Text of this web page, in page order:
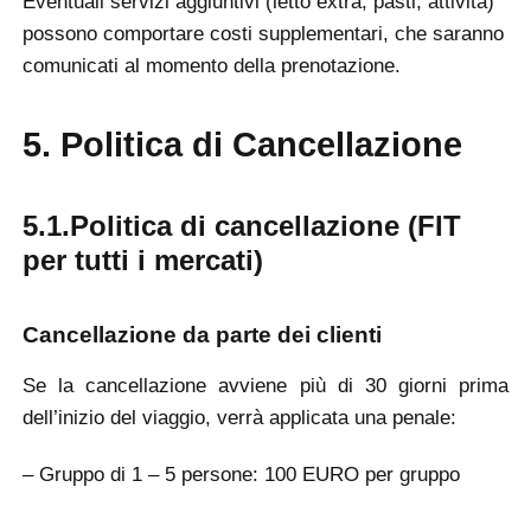
possono comportare costi supplementari, che saranno
comunicati al momento della prenotazione.
5. Politica di Cancellazione
5.1.Politica di cancellazione (FIT
per tutti i mercati)
Cancellazione da parte dei clienti
Se la cancellazione avviene più di 30 giorni prima
dell’inizio del viaggio, verrà applicata una penale:
– Gruppo di 1 – 5 persone: 100 EURO per gruppo